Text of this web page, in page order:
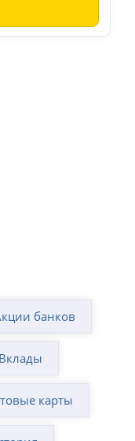
банков
Вклады
карты